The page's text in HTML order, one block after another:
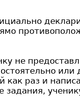
не
как раз и